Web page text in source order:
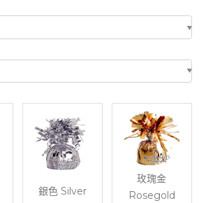
銀色 Silver
玫瑰金
Rosegold